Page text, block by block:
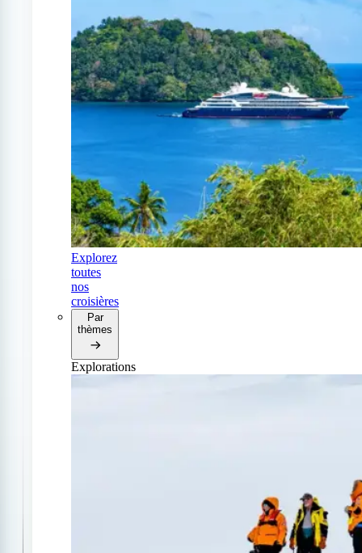
Explorez
toutes
nos
croisières
Par
thèmes
Explorations